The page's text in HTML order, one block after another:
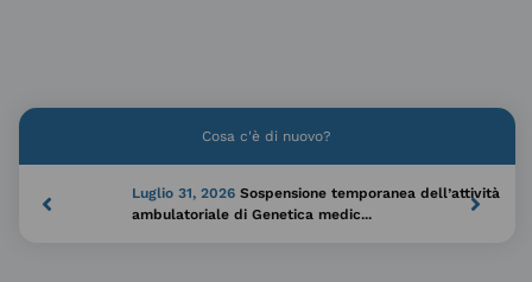
Cosa c'è di nuovo?
Luglio 31, 2026 Sospensione temporanea dell’attività
ambulatoriale di Genetica medic...